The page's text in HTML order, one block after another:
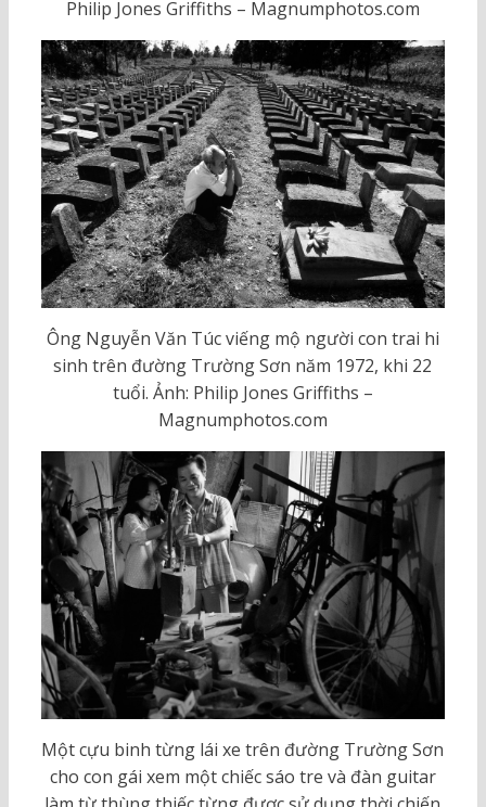
Philip Jones Griffiths – Magnumphotos.com
Ông Nguyễn Văn Túc viếng mộ người con trai hi
sinh trên đường Trường Sơn năm 1972, khi 22
tuổi. Ảnh: Philip Jones Griffiths –
Magnumphotos.com
Một cựu binh từng lái xe trên đường Trường Sơn
cho con gái xem một chiếc sáo tre và đàn guitar